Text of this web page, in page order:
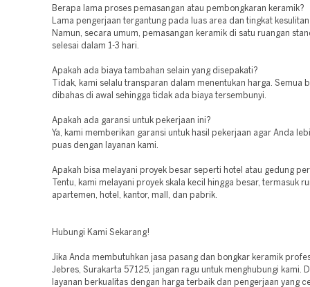
Berapa lama proses pemasangan atau pembongkaran keramik?
Lama pengerjaan tergantung pada luas area dan tingkat
Namun, secara umum, pemasangan keramik di satu ruangan
selesai dalam 1-3 hari.
Apakah ada biaya tambahan selain yang disepakati?
Tidak, kami selalu transparan dalam menentukan harga. Semua
dibahas di awal sehingga tidak ada biaya tersembunyi.
Apakah ada garansi untuk pekerjaan ini?
Ya, kami memberikan garansi untuk hasil pekerjaan agar Anda
puas dengan layanan kami.
Apakah bisa melayani proyek besar seperti hotel atau gedung
Tentu, kami melayani proyek skala kecil hingga besar, termasuk
apartemen, hotel, kantor, mall, dan pabrik.
Hubungi Kami Sekarang!
Jika Anda membutuhkan jasa pasang dan bongkar keramik
Jebres, Surakarta 57125, jangan ragu untuk menghubungi kami.
layanan berkualitas dengan harga terbaik dan pengerjaan yang